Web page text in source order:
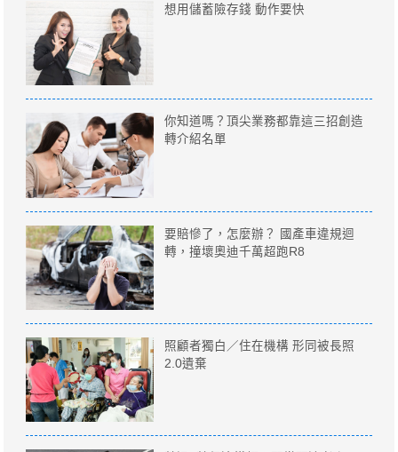
想用儲蓄險存錢 動作要快
你知道嗎？頂尖業務都靠這三招創造
轉介紹名單
要賠慘了，怎麼辦？ 國產車違規迴
轉，撞壞奧迪千萬超跑R8
照顧者獨白／住在機構 形同被長照
2.0遺棄